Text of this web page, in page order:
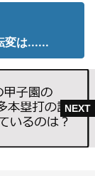
変は......